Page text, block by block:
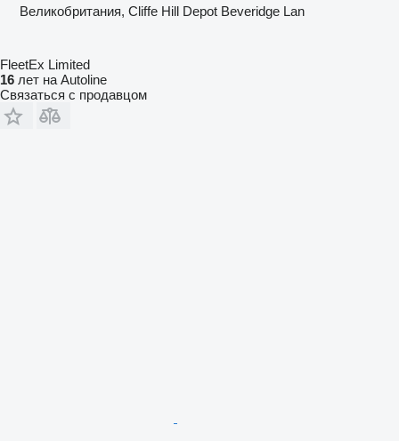
Великобритания, Cliffe Hill Depot Beveridge Lan
FleetEx Limited
16 лет на Autoline
Связаться с продавцом